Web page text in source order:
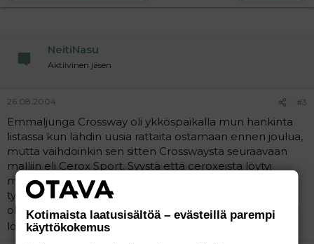
NeitiNasu
Aktiivinen jäsen
26.08.2004 #3
Emmaljunga Crossway oli ykköspaikalla mun hankinta
listassa kun lähdin uusia rattaita ostamaan ennen joulua,
mutta vaihdoinkin sen sitten Crosswaysta seuraavaan
malliin eli Cerox Sport. Syystä että ceroxeista löytyi
minun paljon toivoma ja haaveilema käännettävä
työntösuunnan vaihto. Mutta luulen että Crosswayt
olisivat ihan yhtä hyvät muutoin, eli sanalla sanoen
loistavat.
Kotimaista laatusisältöä – evästeillä parempi
käyttökokemus